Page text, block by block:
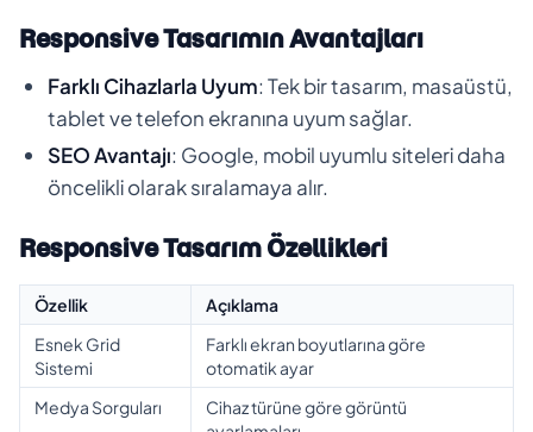
Responsive Tasarımın Avantajları
Farklı Cihazlarla Uyum: Tek bir tasarım, masaüstü,
tablet ve telefon ekranına uyum sağlar.
SEO Avantajı: Google, mobil uyumlu siteleri daha
öncelikli olarak sıralamaya alır.
Responsive Tasarım Özellikleri
Özellik
Açıklama
Esnek Grid
Sistemi
Farklı ekran boyutlarına göre
otomatik ayar
Medya Sorguları
Cihaz türüne göre görüntü